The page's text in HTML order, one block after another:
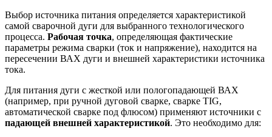
Выбор источника питания определяется характеристикой
самой сварочной дуги для выбранного технологического
процесса. Рабочая точка, определяющая фактические
параметры режима сварки (ток и напряжение), находится на
пересечении ВАХ дуги и внешней характеристики источника
тока.
Для питания дуги с жесткой или пологопадающей ВАХ
(например, при ручной дуговой сварке, сварке TIG,
автоматической сварке под флюсом) применяют источники с
падающей внешней характеристикой. Это необходимо для: